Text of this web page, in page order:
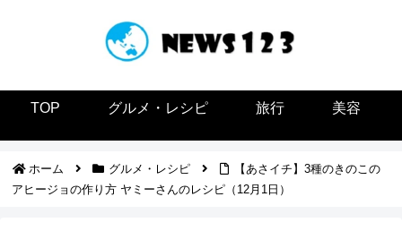
TOP グルメ・レシピ 旅行 美容
ホーム グルメ・レシピ
【あさイチ】3種のきのこの
アヒージョの作り方 ヤミーさんのレシピ（12月1日）